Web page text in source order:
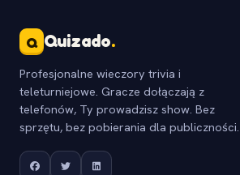
Q Quizado.
Profesjonalne wieczory trivia i
teleturniejowe. Gracze dołączają z
telefonów, Ty prowadzisz show. Bez
sprzętu, bez pobierania dla publiczności.